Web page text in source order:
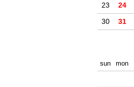
23
24
30
31
sun mon